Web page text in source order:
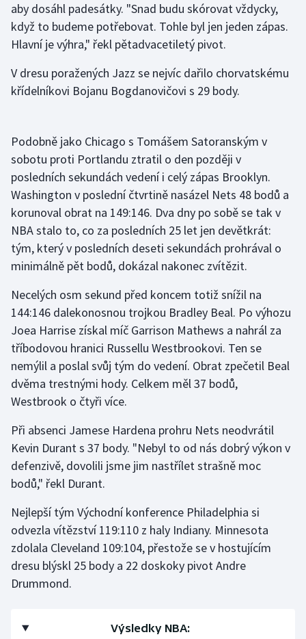
Krasobruslení
Lezení
Lyže a snowboard
Motorsport
Parasport
Plavání
Ragby
Rychlobruslení
Rychlostní kanoistika
Sportovní střelba
Stolní tenis
Triatlon
Veslování
Vodní slalom
aby dosáhl padesátky. "Snad budu skórovat vždycky,
když to budeme potřebovat. Tohle byl jen jeden zápas.
Hlavní je výhra," řekl pětadvacetiletý pivot.
V dresu poražených Jazz se nejvíc dařilo chorvatskému
křídelníkovi Bojanu Bogdanovičovi s 29 body.
Podobně jako Chicago s Tomášem Satoranským v
sobotu proti Portlandu ztratil o den později v
posledních sekundách vedení i celý zápas Brooklyn.
Washington v poslední čtvrtině nasázel Nets 48 bodů a
korunoval obrat na 149:146. Dva dny po sobě se tak v
NBA stalo to, co za posledních 25 let jen devětkrát:
tým, který v posledních deseti sekundách prohrával o
minimálně pět bodů, dokázal nakonec zvítězit.
Necelých osm sekund před koncem totiž snížil na
144:146 dalekonosnou trojkou Bradley Beal. Po výhozu
Joea Harrise získal míč Garrison Mathews a nahrál za
tříbodovou hranici Russellu Westbrookovi. Ten se
nemýlil a poslal svůj tým do vedení. Obrat zpečetil Beal
dvěma trestnými hody. Celkem měl 37 bodů,
Westbrook o čtyři více.
Při absenci Jamese Hardena prohru Nets neodvrátil
Kevin Durant s 37 body. "Nebyl to od nás dobrý výkon v
defenzivě, dovolili jsme jim nastřílet strašně moc
bodů," řekl Durant.
Nejlepší tým Východní konference Philadelphia si
odvezla vítězství 119:110 z haly Indiany. Minnesota
zdolala Cleveland 109:104, přestože se v hostujícím
dresu blýskl 25 body a 22 doskoky pivot Andre
Drummond.
Výsledky NBA: